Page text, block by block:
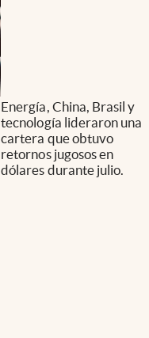
Energía, China, Brasil y
tecnología lideraron una
cartera que obtuvo
retornos jugosos en
dólares durante julio.